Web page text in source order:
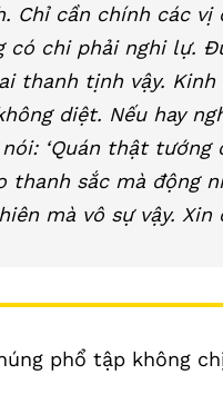
Chỉ cần chính các
có chi phải nghi lự.
thanh tịnh vậy. Kinh
diệt. Nếu hay
‘Quán thật
thanh sắc mà động
mà vô sự vậy.
phổ tập không